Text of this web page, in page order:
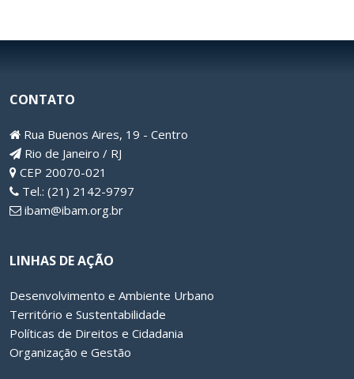
CONTATO
Rua Buenos Aires, 19 - Centro
Rio de Janeiro / RJ
CEP 20070-021
Tel.: (21) 2142-9797
ibam@ibam.org.br
LINHAS DE AÇÃO
Desenvolvimento e Ambiente Urbano
Território e Sustentabilidade
Políticas de Direitos e Cidadania
Organização e Gestão